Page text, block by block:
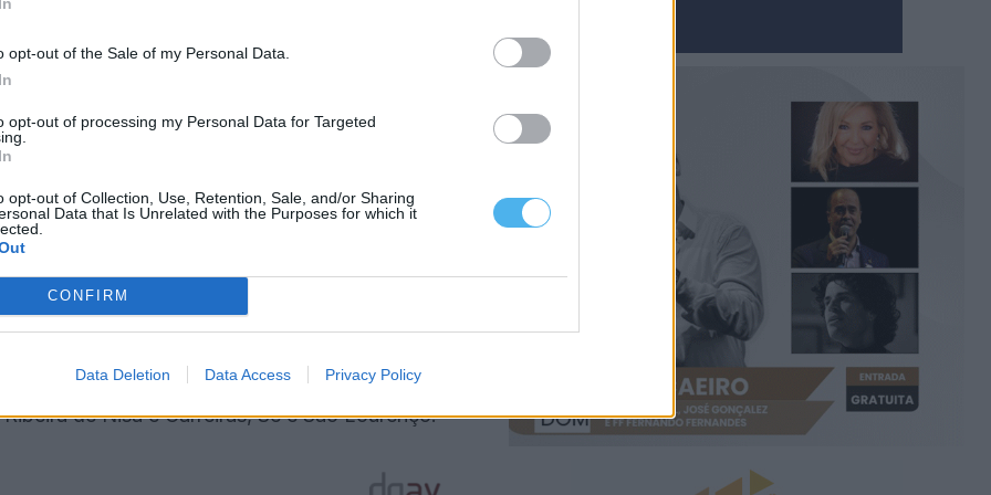
opt-out of the Sale of my Personal Data.
opt-out of processing my Personal Data for Targeted
opt-out of Collection, Use, Retention, Sale, and/or Sharing
Data that Is Unrelated with the Purposes for which it
CONFIRM
Data Deletion Data Access Privacy Policy
ou mecânicos adequados às condições
controlo dos vetores, tanto em áreas agrícolas
concelhos de Marvão e Portalegre,
Salvador da Aramenha;
de Nisa e Carreiras, Sé e São Lourenço.